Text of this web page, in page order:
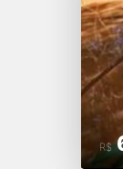
R$